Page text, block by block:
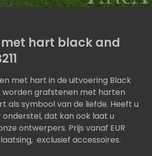
hart black and
met hart in de uitvoering Black
worden grafstenen met harten
als symbool van de liefde. Heeft u
dat kan ook laat u
ontwerpers. Prijs vanaf EUR
exclusief accessoires.